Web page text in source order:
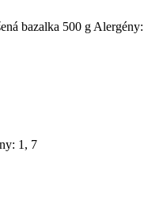
bazalka 500 g Alergény:
1, 7